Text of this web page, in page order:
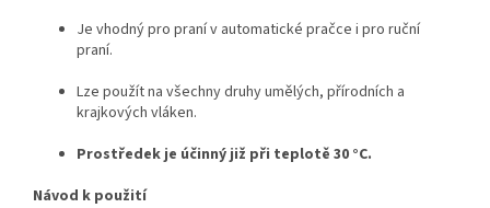
Je vhodný pro praní v automatické pračce i pro ruční
praní.
Lze použít na všechny druhy umělých, přírodních a
krajkových vláken.
Prostředek je účinný již při teplotě 30 °C.
Návod k použití